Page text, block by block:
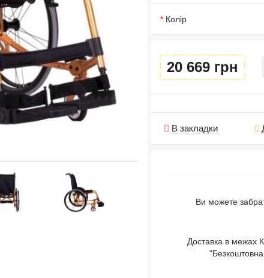
Колір
20 669 грн
В закладки
Ви можете
Доставка в межах
"Безкоштовна